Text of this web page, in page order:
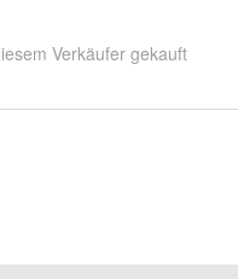
Verkäufer gekauft